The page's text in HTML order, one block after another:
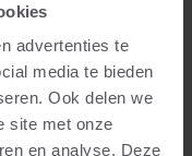
advertenties te
media te bieden
Ook delen we
site met onze
en analyse. Deze